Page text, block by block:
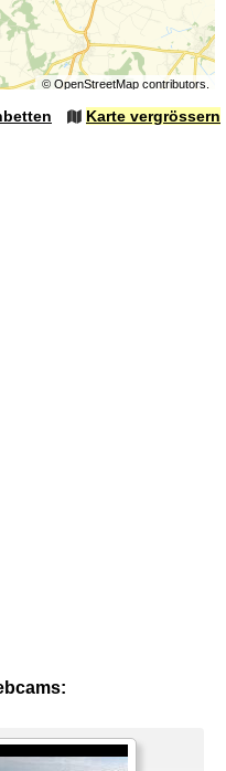
© OpenStreetMapcontributors.
Karte vergrössern